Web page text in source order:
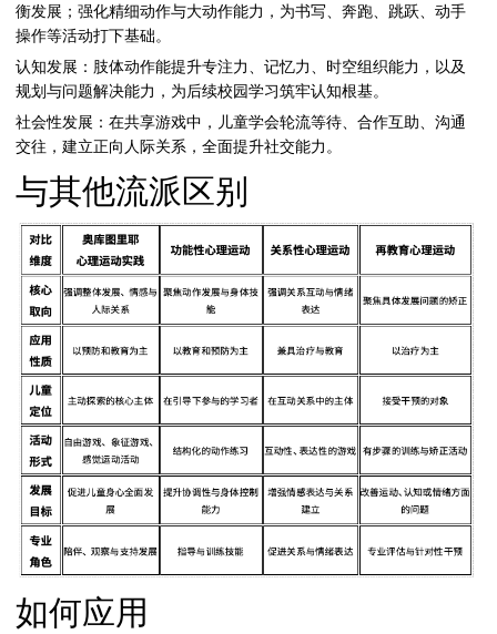
衡发展；强化精细动作与大动作能力，为书写、奔跑、跳跃、动手
操作等活动打下基础。
认知发展：肢体动作能提升专注力、记忆力、时空组织能力，以及
规划与问题解决能力，为后续校园学习筑牢认知根基。
社会性发展：在共享游戏中，儿童学会轮流等待、合作互助、沟通
交往，建立正向人际关系，全面提升社交能力。
与其他流派区别
如何应用